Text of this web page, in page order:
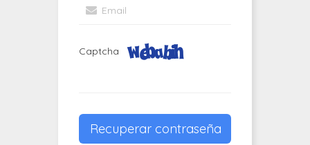
Captcha
Recuperar contraseña